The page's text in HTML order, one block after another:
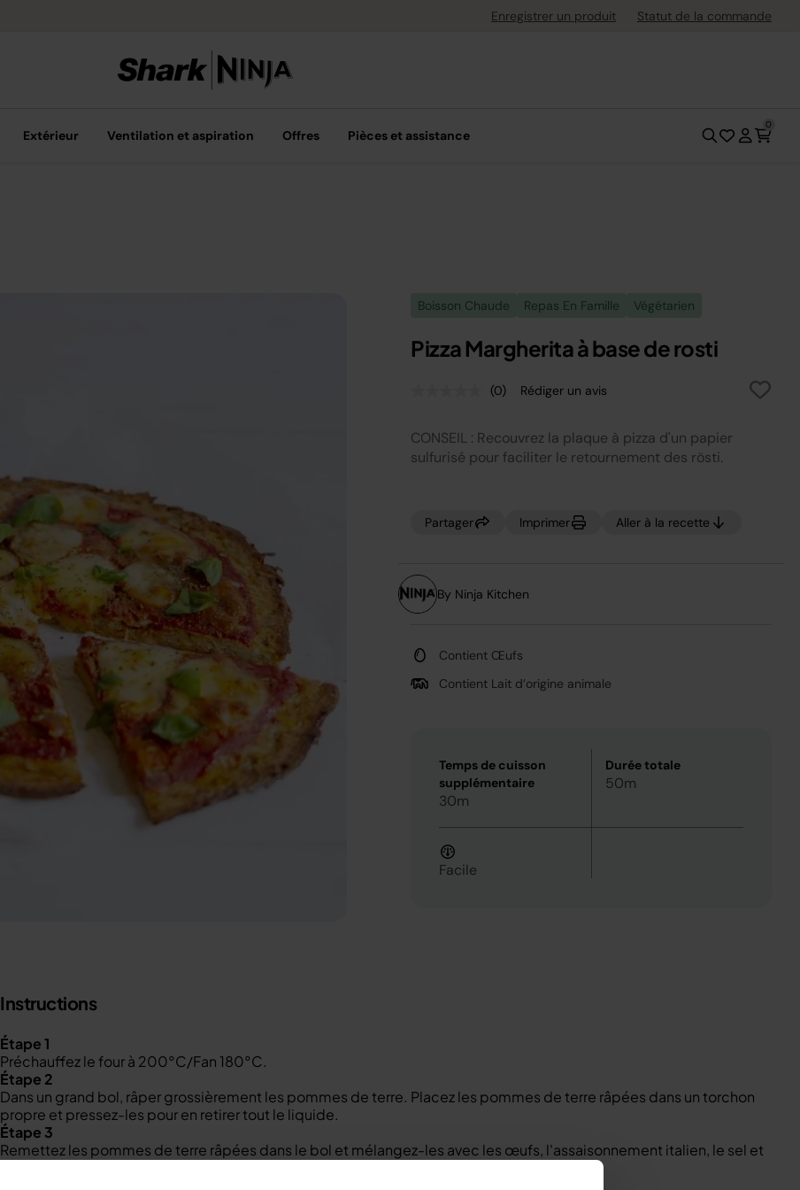
Livraison gratuite dès 40 € d'achatEnregistrer un produit Statut de la commande
Extérieur Ventilation et aspiration Offres Pièces et assistance
0
Boisson Chaude Repas En Famille Végétarien
Pizza Margherita à base de rosti
Aucune
notation.
Lien
sur
(0) Rédiger un avis
CONSEIL : Recouvrez la plaque à pizza d'un papier
sulfurisé pour faciliter le retournement des rösti.
Partager Imprimer Aller à la recette
By Ninja Kitchen
Contient Œufs
Contient Lait d’origine animale
Temps de cuisson
supplémentaire
30m
Durée totale
50m
Facile
Instructions
Étape 1
Préchauffez le four à 200°C/Fan 180°C.
Étape 2
Dans un grand bol, râper grossièrement les pommes de terre. Placez les pommes de terre râpées dans un torchon
propre et pressez-les pour en retirer tout le liquide.
Étape 3
Remettez les pommes de terre râpées dans le bol et mélangez-les avec les œufs, l'assaisonnement italien, le sel et